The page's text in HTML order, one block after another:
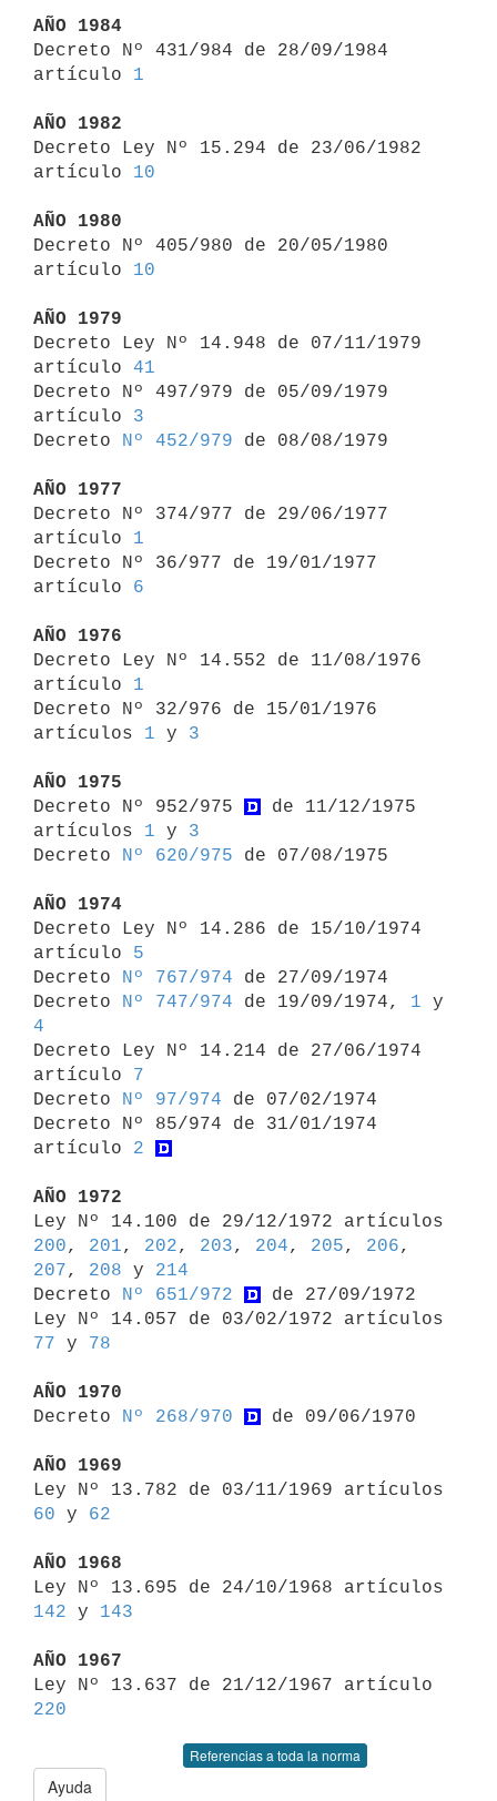
AÑO 1984
Decreto Nº 431/984 de 28/09/1984
artículo 1
AÑO 1982
Decreto Ley Nº 15.294 de 23/06/1982
artículo 10
AÑO 1980
Decreto Nº 405/980 de 20/05/1980
artículo 10
AÑO 1979
Decreto Ley Nº 14.948 de 07/11/1979
artículo 41
Decreto Nº 497/979 de 05/09/1979
artículo 3
Decreto
Nº 452/979 de 08/08/1979
AÑO 1977
Decreto Nº 374/977 de 29/06/1977
artículo 1
Decreto Nº 36/977 de 19/01/1977
artículo 6
AÑO 1976
Decreto Ley Nº 14.552 de 11/08/1976
artículo 1
Decreto Nº 32/976 de 15/01/1976
artículos 1 y 3
AÑO 1975
Decreto Nº 952/975
de 11/12/1975
artículos 1 y 3
Decreto
Nº 620/975 de 07/08/1975
AÑO 1974
Decreto Ley Nº 14.286 de 15/10/1974
artículo 5
Decreto
Nº 767/974 de 27/09/1974
Decreto
Nº 747/974 de 19/09/1974, 1
4
Decreto Ley Nº 14.214 de 27/06/1974
artículo 7
Decreto
Nº 97/974 de 07/02/1974
Decreto Nº 85/974 de 31/01/1974
artículo 2
AÑO 1972
200, 201, 202, 203, 204, 205, 206,
207, 208 y 214
Decreto
Nº 651/972
de 27/09/1972
77 y 78
AÑO 1970
Decreto
Nº 268/970 de 09/06/1970
AÑO 1969
60 y 62
AÑO 1968
142 y 143
AÑO 1967
220
Referencias a toda la norma
Ayuda